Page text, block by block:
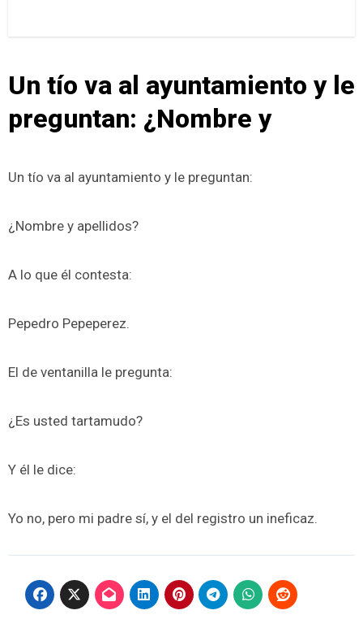
Un tío va al ayuntamiento y le
preguntan: ¿Nombre y
Un tío va al ayuntamiento y le preguntan:
¿Nombre y apellidos?
A lo que él contesta:
Pepedro Pepeperez.
El de ventanilla le pregunta:
¿Es usted tartamudo?
Y él le dice:
Yo no, pero mi padre sí, y el del registro un ineficaz.